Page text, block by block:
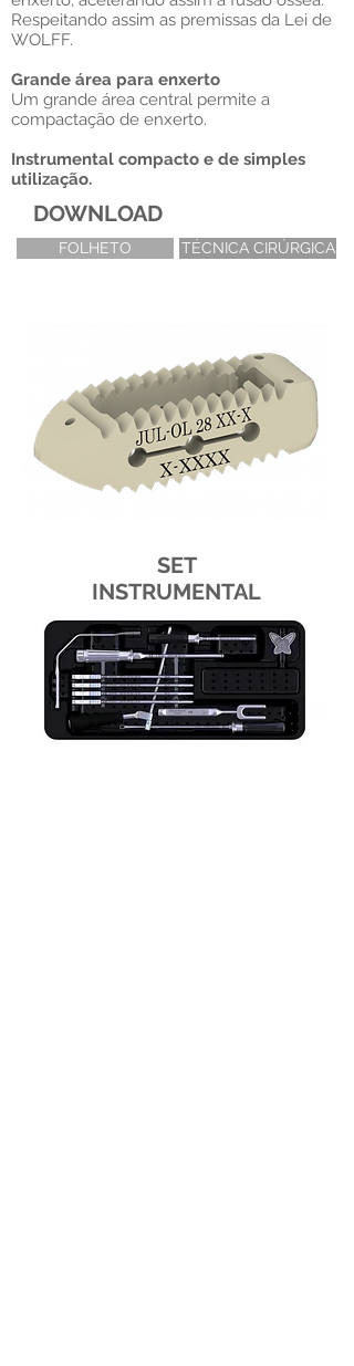
Respeitando assim as premissas da Lei de
WOLFF.
Grande área para enxerto
Um grande área central permite a
compactação de enxerto.
Instrumental compacto e de simples
utilização.
DOWNLOAD
FOLHETO TÉCNICA CIRÚRGICA
SET
INSTRUMENTAL